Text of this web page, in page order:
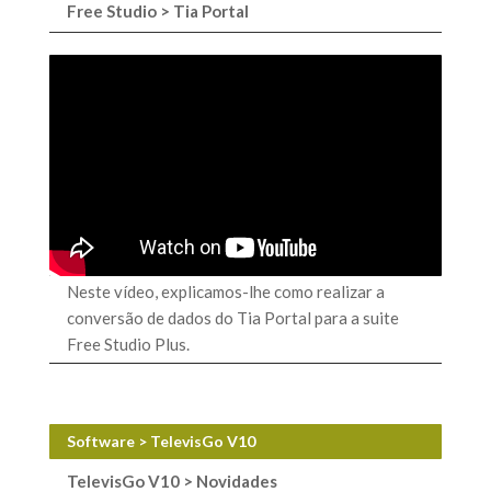
Free Studio > Tia Portal
Neste vídeo, explicamos-lhe como realizar a
conversão de dados do Tia Portal para a suite
Free Studio Plus.
Software > TelevisGo V10
TelevisGo V10 > Novidades